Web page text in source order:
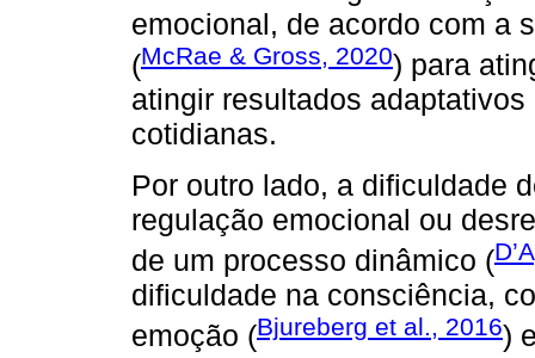
emocional, de acordo com a
(McRae & Gross, 2020) para
atingir resultados
cotidianas.
Por outro lado, a dificuldade
regulação emocional ou
de um processo dinâmico (
dificuldade na consciência,
emoção (Bjureberg et al., 2016)